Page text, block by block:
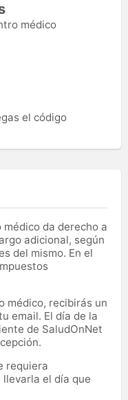
médico
el código
da derecho a
adicional, según
del mismo. En el
médico, recibirás un
email. El día de la
de SaludOnNet
requiera
el día que